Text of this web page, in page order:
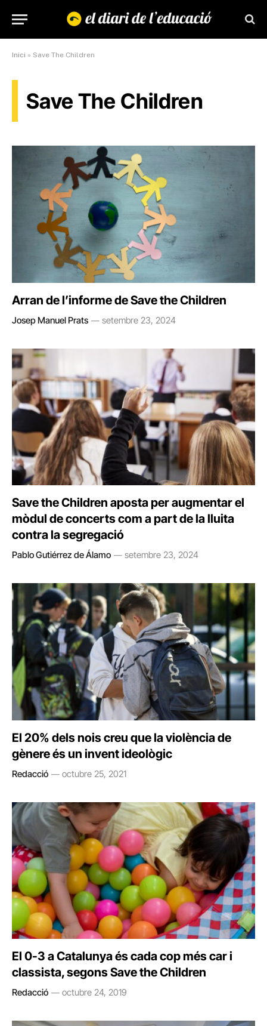
Inici » Save The Children
Save The Children
Arran de l’informe de Save the Children
Josep Manuel Prats setembre 23, 2024
Save the Children aposta per augmentar el
mòdul de concerts com a part de la lluita
contra la segregació
Pablo Gutiérrez de Álamo setembre 23, 2024
El 20% dels nois creu que la violència de
gènere és un invent ideològic
Redacció octubre 25, 2021
El 0-3 a Catalunya és cada cop més car i
classista, segons Save the Children
Redacció octubre 24, 2019